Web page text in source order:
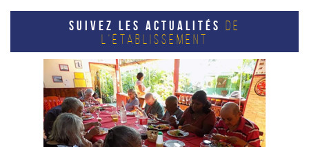
SUIVEZ LES ACTUALITÉS DE
L'ÉTABLISSEMENT